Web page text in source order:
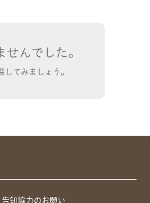
せんでした。
してみましょう。
告知協力のお願い